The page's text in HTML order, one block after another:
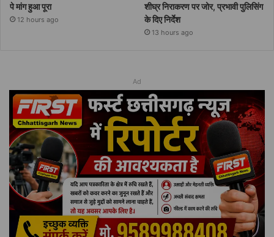
पे मांग हुआ पूरा
12 hours ago
शीघ्र निराकरण पर जोर, प्रभावी पुलिसिंग
के दिए निर्देश
13 hours ago
Ad